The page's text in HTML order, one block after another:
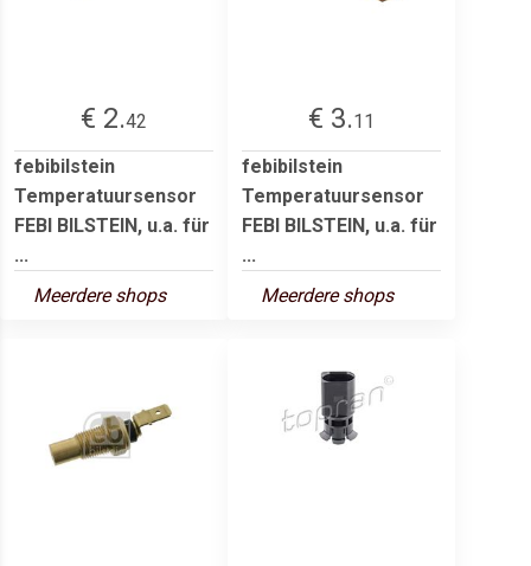
€ 2.42
febibilstein
Temperatuursensor
FEBI BILSTEIN, u.a. für
...
Meerdere shops
€ 3.11
febibilstein
Temperatuursensor
FEBI BILSTEIN, u.a. für
...
Meerdere shops